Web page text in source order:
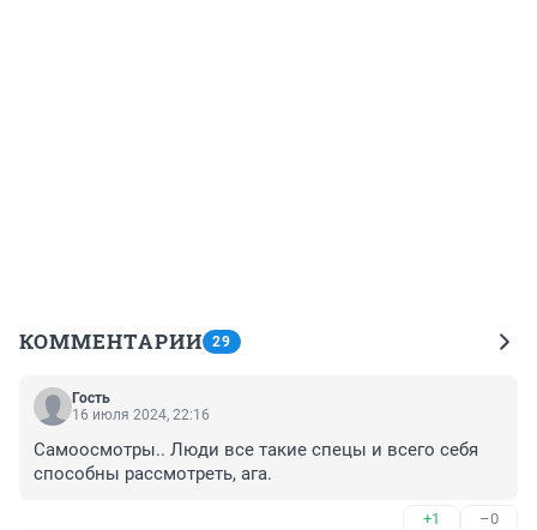
КОММЕНТАРИИ 29
Гость
16 июля 2024, 22:16
Самоосмотры.. Люди все такие спецы и всего себя
способны рассмотреть, ага.
+1 –0